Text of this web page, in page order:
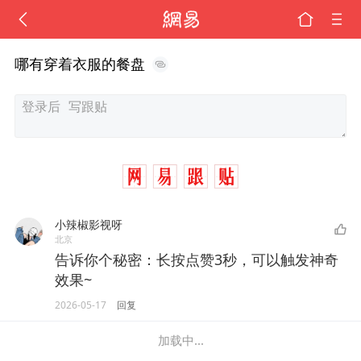
哪有穿着衣服的餐盘
小辣椒影视呀
北京
告诉你个秘密：长按点赞3秒，可以触发神奇
效果~
2026-05-17 回复
加载中...